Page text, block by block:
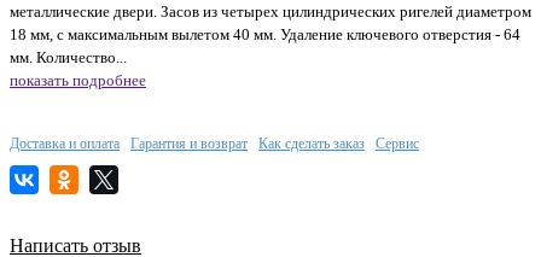
металлические двери. Засов из четырех цилиндрических ригелей диаметром
18 мм, с максимальным вылетом 40 мм. Удаление ключевого отверстия - 64
мм. Количество...
показать подробнее
Доставка и оплата Гарантия и возврат Как сделать заказ Сервис
Написать отзыв